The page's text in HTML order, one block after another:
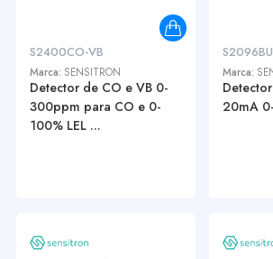
S2400CO-VB
Marca: SENSITRON
Detector de CO e VB 0-
300ppm para CO e 0-
100% LEL ...
S2096BU
Marca:
20mA